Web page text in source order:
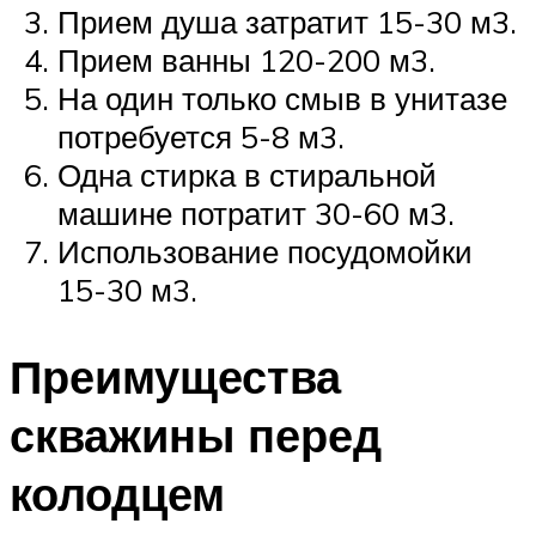
Прием душа затратит 15-30 м3.
Прием ванны 120-200 м3.
На один только смыв в унитазе
потребуется 5-8 м3.
Одна стирка в стиральной
машине потратит 30-60 м3.
Использование посудомойки
15-30 м3.
Преимущества
скважины перед
колодцем